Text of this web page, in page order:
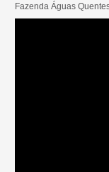
Fazenda Águas